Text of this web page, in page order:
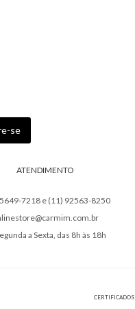
ATENDIMENTO
7218 e (11) 92563-8250
a Sexta, das 8h às 18h
CERTIFICADOS